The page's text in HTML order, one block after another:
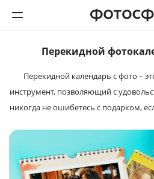
Печать фото
Фотокниги
Интерьерная печать
Перекидной
Перекидной календарь с фото –
инструмент, позволяющий с
никогда не ошибетесь с подарком,